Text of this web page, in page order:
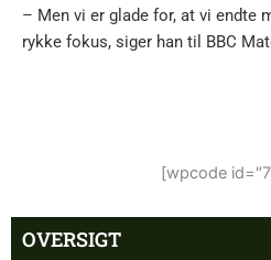
– Men vi er glade for, at vi endte
rykke fokus, siger han til BBC
[wpcode
OVERSIGT